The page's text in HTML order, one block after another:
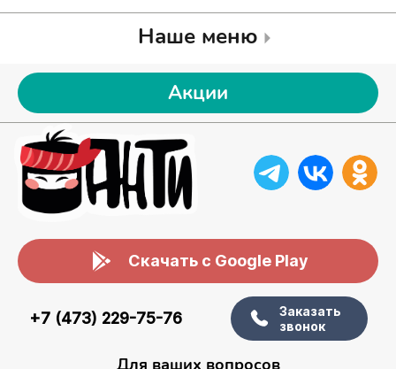
Наше меню
Акции
Скачать с Google Play
+7 (473) 229-75-76
Заказать
звонок
Для ваших вопросов